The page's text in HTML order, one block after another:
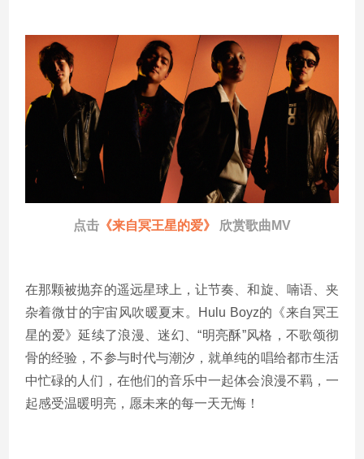
点击 《来自冥王星的爱》 欣赏歌曲MV
在那颗被抛弃的遥远星球上，让节奏、和旋、喃语、夹
杂着微甘的宇宙风吹暖夏末。Hulu Boyz的《来自冥王
星的爱》延续了浪漫、迷幻、“明亮酥”风格，不歌颂彻
骨的经验，不参与时代与潮汐，就单纯的唱给都市生活
中忙碌的人们，在他们的音乐中一起体会浪漫不羁，一
起感受温暖明亮，愿未来的每一天无悔！